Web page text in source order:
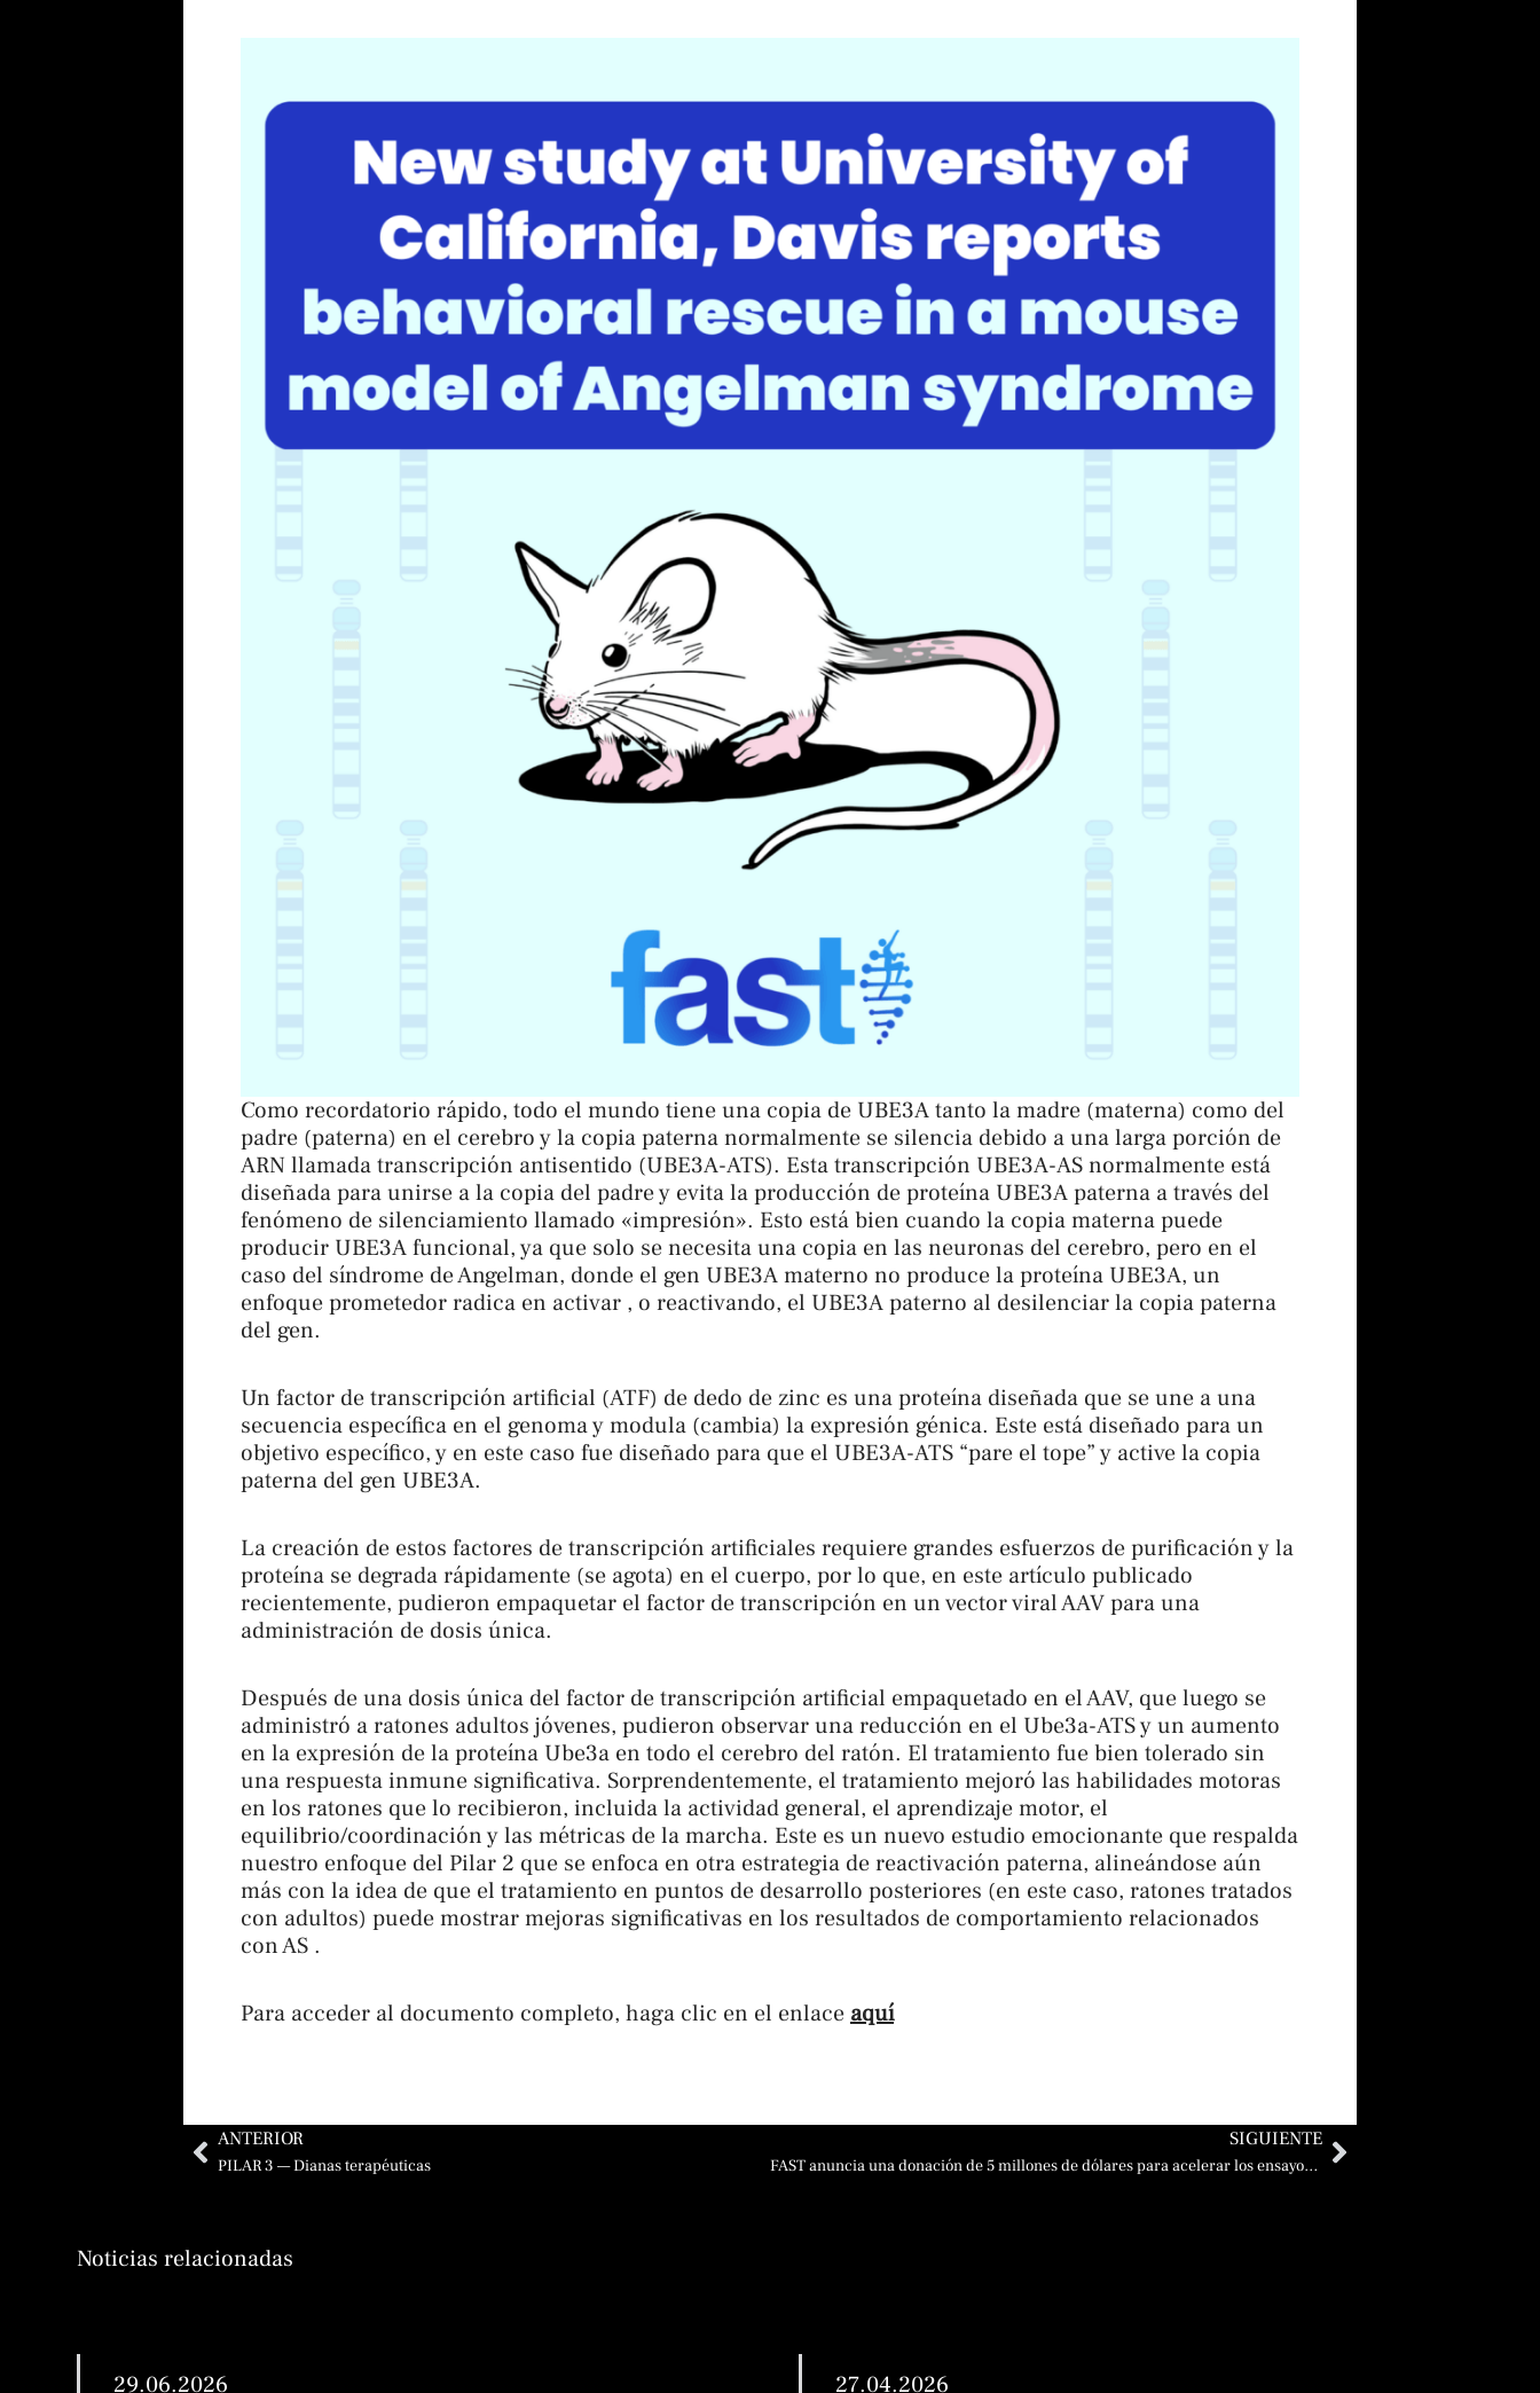
Como recordatorio rápido, todo el mundo tiene una copia de UBE3A tanto la madre (materna) como del
padre (paterna) en el cerebro y la copia paterna normalmente se silencia debido a una larga porción de
ARN llamada transcripción antisentido (UBE3A-ATS). Esta transcripción UBE3A-AS normalmente está
diseñada para unirse a la copia del padre y evita la producción de proteína UBE3A paterna a través del
fenómeno de silenciamiento llamado «impresión». Esto está bien cuando la copia materna puede
producir UBE3A funcional, ya que solo se necesita una copia en las neuronas del cerebro, pero en el
caso del síndrome de Angelman, donde el gen UBE3A materno no produce la proteína UBE3A, un
enfoque prometedor radica en activar , o reactivando, el UBE3A paterno al desilenciar la copia paterna
del gen.
Un factor de transcripción artificial (ATF) de dedo de zinc es una proteína diseñada que se une a una
secuencia específica en el genoma y modula (cambia) la expresión génica. Este está diseñado para un
objetivo específico, y en este caso fue diseñado para que el UBE3A-ATS “pare el tope” y active la copia
paterna del gen UBE3A.
La creación de estos factores de transcripción artificiales requiere grandes esfuerzos de purificación y la
proteína se degrada rápidamente (se agota) en el cuerpo, por lo que, en este artículo publicado
recientemente, pudieron empaquetar el factor de transcripción en un vector viral AAV para una
administración de dosis única.
Después de una dosis única del factor de transcripción artificial empaquetado en el AAV, que luego se
administró a ratones adultos jóvenes, pudieron observar una reducción en el Ube3a-ATS y un aumento
en la expresión de la proteína Ube3a en todo el cerebro del ratón. El tratamiento fue bien tolerado sin
una respuesta inmune significativa. Sorprendentemente, el tratamiento mejoró las habilidades motoras
en los ratones que lo recibieron, incluida la actividad general, el aprendizaje motor, el
equilibrio/coordinación y las métricas de la marcha. Este es un nuevo estudio emocionante que respalda
nuestro enfoque del Pilar 2 que se enfoca en otra estrategia de reactivación paterna, alineándose aún
más con la idea de que el tratamiento en puntos de desarrollo posteriores (en este caso, ratones tratados
con adultos) puede mostrar mejoras significativas en los resultados de comportamiento relacionados
con AS .
Para acceder al documento completo, haga clic en el enlace aquí
AntANTERIOR
PILAR 3 — Dianas terapéuticas
SIGUIENTE
FAST anuncia una donación de 5 millones de dólares para acelerar los ensayos clínicos para el síndrome de Angelman y otros trastornos raros del neurodesarrollo
Siguiente
Noticias relacionadas
29.06.2026 27.04.2026